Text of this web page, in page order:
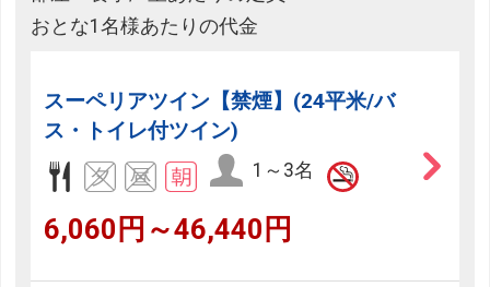
おとな1名様あたりの代金
スーペリアツイン【禁煙】(24平米/バ
ス・トイレ付ツイン)
1～3名
6,060円～46,440円